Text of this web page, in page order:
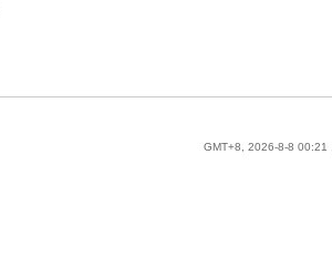
GMT+8, 2026-8-8 00:21